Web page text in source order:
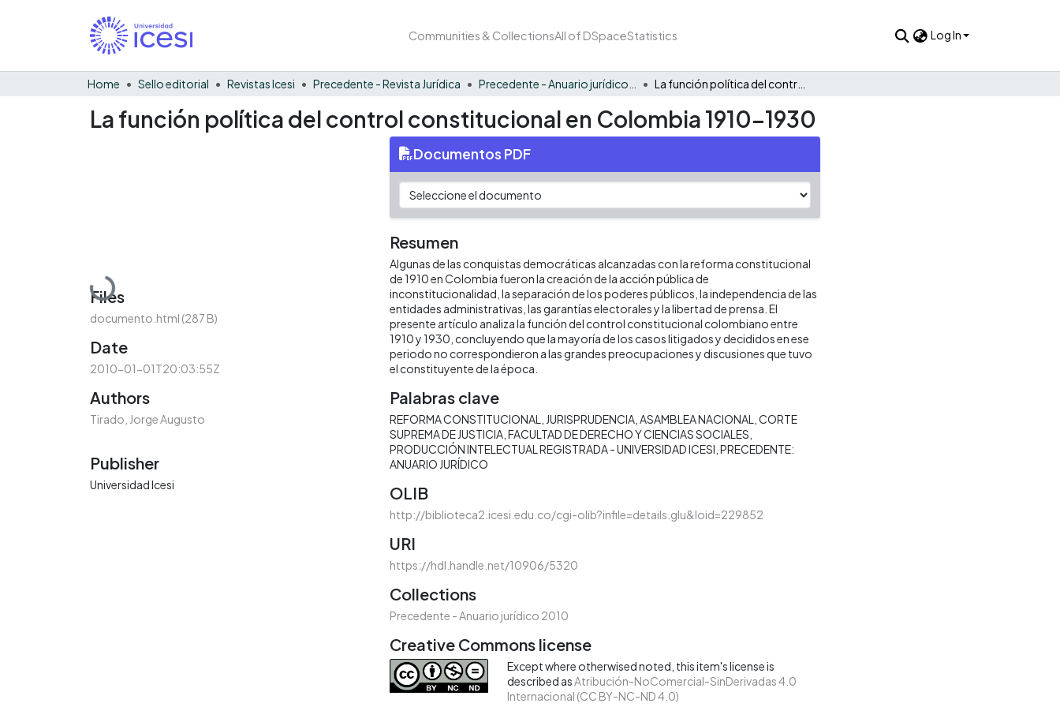
Communities & CollectionsAll of DSpaceStatistics Log In
Home Sello editorial Revistas Icesi Precedente - Revista Jurídica
La función política del control constitucional en Colombia 1910–1930
Loading...
Files
documento.html (287 B)
Date
2010-01-01T20:03:55Z
Authors
Tirado, Jorge Augusto
Publisher
Universidad Icesi
Documentos PDF
Resumen
Algunas de las conquistas democráticas alcanzadas con la reforma constitucional
de 1910 en Colombia fueron la creación de la acción pública de
inconstitucionalidad, la separación de los poderes públicos, la independencia de las
entidades administrativas, las garantías electorales y la libertad de prensa. El
presente artículo analiza la función del control constitucional colombiano entre
1910 y 1930, concluyendo que la mayoría de los casos litigados y decididos en ese
periodo no correspondieron a las grandes preocupaciones y discusiones que tuvo
el constituyente de la época.
Palabras clave
REFORMA CONSTITUCIONAL JURISPRUDENCIA ASAMBLEA NACIONAL
CORTE
SUPREMA DE JUSTICIA FACULTAD DE DERECHO Y CIENCIAS SOCIALES
PRODUCCIÓN INTELECTUAL REGISTRADA - UNIVERSIDAD ICESI PRECEDENTE:
ANUARIO JURÍDICO
OLIB
http://biblioteca2.icesi.edu.co/cgi-olib?infile=details.glu&loid=229852
URI
https://hdl.handle.net/10906/5320
Collections
Precedente - Anuario jurídico 2010
Creative Commons license
Except where otherwised noted, this item's license is
described as Atribución-NoComercial-SinDerivadas 4.0
Internacional (CC BY-NC-ND 4.0)